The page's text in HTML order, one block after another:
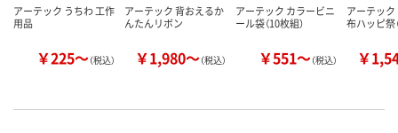
アーテック うちわ 工作
用品
￥225～（税込）
アーテック 背おえるか
んたんリボン
￥1,980～（税込）
アーテック カラービニ
ール袋（10枚組）
￥551～（税込）
アーテッ
布ハッピ祭
￥